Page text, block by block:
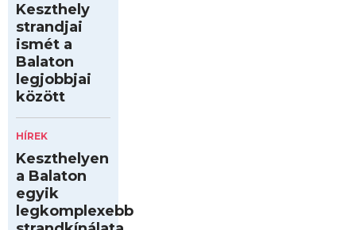
Keszthely
strandjai
ismét a
Balaton
legjobbjai
között
HÍREK
Keszthelyen
a Balaton
egyik
legkomplexebb